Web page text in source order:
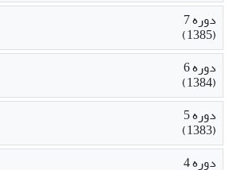
دوره 7
(1385)
دوره 6
(1384)
دوره 5
(1383)
دوره 4